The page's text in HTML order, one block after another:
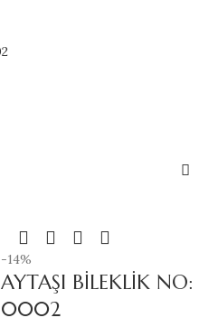
-14%
AYTAŞI BİLEKLİK NO:
0002